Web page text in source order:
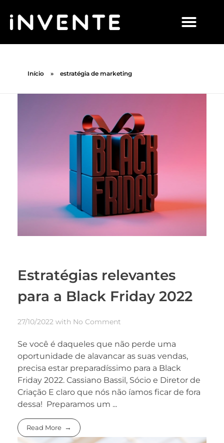
Início » estratégia de marketing
Estratégias relevantes
para a Black Friday 2022
27/10/2022 with No Comment
Se você é daqueles que não perde uma
oportunidade de alavancar as suas vendas,
precisa estar preparadíssimo para a Black
Friday 2022. Cassiano Bassil, Sócio e Diretor de
Criação E claro que nós não íamos ficar de fora
dessa! Preparamos um ...
Read More